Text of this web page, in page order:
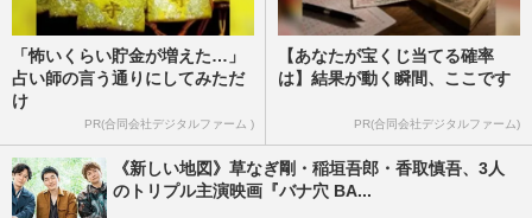
「怖いくらい貯金が増えた…」
占い師の言う通りにしてみただ
け
PR(合同会社デジタルファーム )
【あなたが宝くじ当てる確率
は】結果が動く瞬間、ここです
PR(合同会社デジタルファーム)
《新しい地図》草なぎ剛・稲垣吾郎・香取慎吾、3人
のトリプル主演映画『バナ穴 BA...